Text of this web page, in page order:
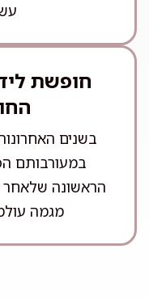
חופשת
בשנים
במעורבותם
הראשונה שלאחר
מגמה